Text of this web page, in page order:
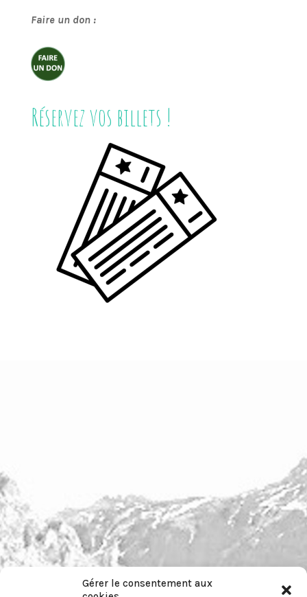
Gérer le consentement aux
Faire un don :
Réservez vos billets !